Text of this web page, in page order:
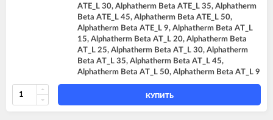
ATE_L 30, Alphatherm Beta ATE_L 35, Alphatherm
Beta ATE_L 45, Alphatherm Beta ATE_L 50,
Alphatherm Beta ATE_L 9, Alphatherm Beta AT_L
15, Alphatherm Beta AT_L 20, Alphatherm Beta
AT_L 25, Alphatherm Beta AT_L 30, Alphatherm
Beta AT_L 35, Alphatherm Beta AT_L 45,
Alphatherm Beta AT_L 50, Alphatherm Beta AT_L 9
КУПИТЬ